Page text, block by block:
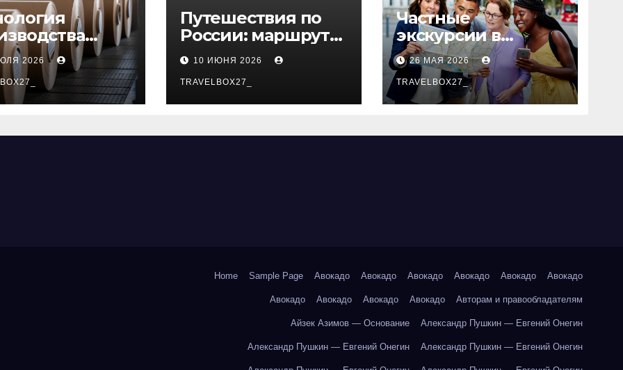
и
из
волокна
2026
Путешествия по
России: маршруты,
регионы и
особенности
поездок
10 ИЮНЯ 2026
TRAVELBOX27_
Частные
экскурсии в
столице: форматы,
маршруты и
особенности
организации
26 МАЯ 2026
TRAVELBOX27_
Home Sample Page Авокадо Авокадо Авокадо Авокадо Авокадо Авокадо
Авокадо Авокадо Авокадо Авокадо Авторам и правообладателям
Айзек Азимов — Основание Александр Пушкин — Евгений Онегин
Александр Пушкин — Евгений Онегин Александр Пушкин — Евгений Онегин